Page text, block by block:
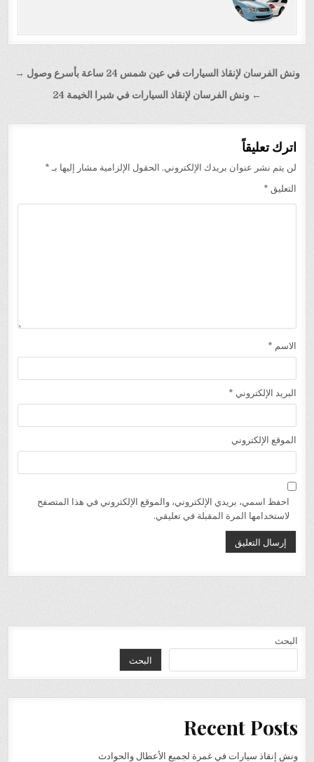
تصفّح
المقالات
ونش الفرسان لإنقاذ السيارات في عين شمس 24 ساعة بأسرع وصول →
← ونش الفرسان لإنقاذ السيارات في شبرا الخيمة 24
اترك تعليقاً
لن يتم نشر عنوان بريدك الإلكتروني. الحقول الإلزامية مشار إليها بـ *
التعليق *
الاسم *
البريد الإلكتروني *
الموقع الإلكتروني
احفظ اسمي، بريدي الإلكتروني، والموقع الإلكتروني في هذا المتصفح
لاستخدامها المرة المقبلة في تعليقي.
البحث
البحث
Recent Posts
ونش إنقاذ سيارات في غمرة لجميع الأعطال والحوادث